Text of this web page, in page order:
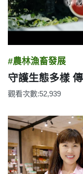
#農林漁畜發展
守護生態多樣
觀看次數:52,939